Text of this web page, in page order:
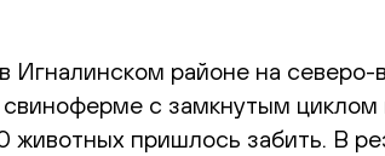
районе на
с замкнутым
пришлось забить. В